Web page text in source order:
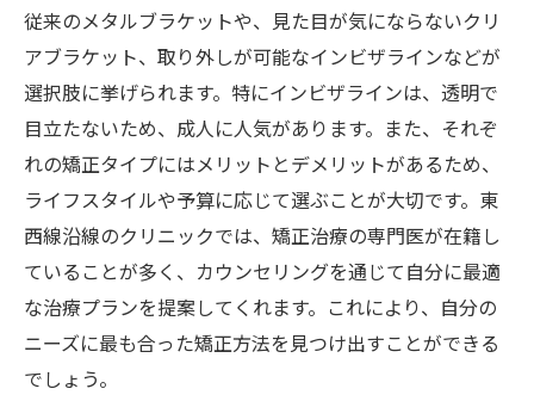
最新設備が整ったクリニックを選ぶ理由
東京メトロ東西線ならではの通院の利便性
歯列矯正の治療費用を徹底解説！東京メトロ東
西線での選択肢
治療費用の内訳を理解しよう
東京メトロ東西線沿線での費用相場
費用対効果を考えたクリニック選び
お得に治療を受けるための費用節約法
治療費用と支払いプランの比較
従来のメタルブラケットや、見た目が気にならないクリ
アブラケット、取り外しが可能なインビザラインなどが
選択肢に挙げられます。特にインビザラインは、透明で
目立たないため、成人に人気があります。また、それぞ
れの矯正タイプにはメリットとデメリットがあるため、
ライフスタイルや予算に応じて選ぶことが大切です。東
西線沿線のクリニックでは、矯正治療の専門医が在籍し
ていることが多く、カウンセリングを通じて自分に最適
な治療プランを提案してくれます。これにより、自分の
ニーズに最も合った矯正方法を見つけ出すことができる
でしょう。